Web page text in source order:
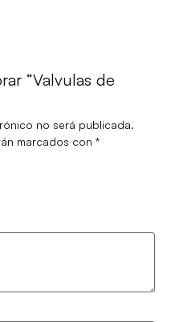
“Valvulas de
no será publicada.
marcados con *